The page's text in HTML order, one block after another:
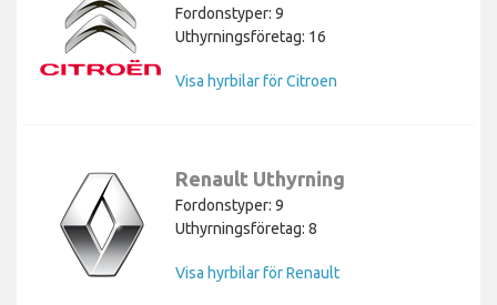
Fordonstyper: 9
Uthyrningsföretag: 16
Visa hyrbilar för Citroen
Renault Uthyrning
Fordonstyper: 9
Uthyrningsföretag: 8
Visa hyrbilar för Renault